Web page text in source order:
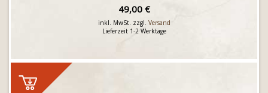
49,00 €
inkl. MwSt. zzgl. Versand
Lieferzeit 1-2 Werktage